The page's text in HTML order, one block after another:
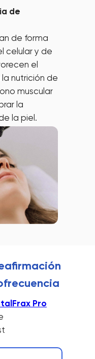
de
de forma
celular y de
el
nutrición de
muscular
la
la piel.
Pro